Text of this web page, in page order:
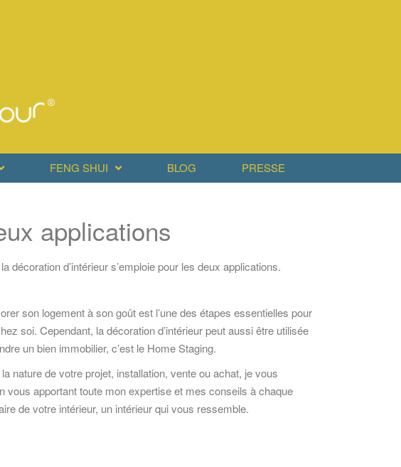
FENG SHUI BLOG PRESSE
applications
d’intérieur s’emploie pour les deux applications.
son logement à son goût est l’une des étapes essentielles pour
soi. Cependant, la décoration d’intérieur peut aussi être utilisée
un bien immobilier, c’est le Home Staging.
nature de votre projet, installation, vente ou achat, je vous
vous apportant toute mon expertise et mes conseils à chaque
de votre intérieur, un intérieur qui vous ressemble.